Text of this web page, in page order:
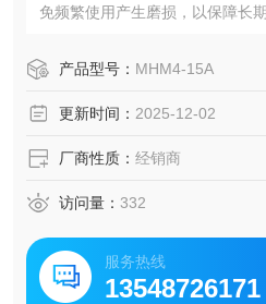
免频繁使用产生磨损，以保障长
产品型号： MHM4-15A
更新时间： 2025-12-02
厂商性质： 经销商
访问量： 332
服务热线
13548726171